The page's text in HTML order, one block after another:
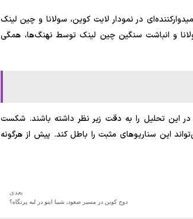
در نمودار لایت کوین، سولانا و چین لینک
و انباشت سنگین چین لینک توسط نهنگ‌ها، همگی
این تحلیل را به دقت زیر نظر داشته باشند. شکست
این سناریوهای مثبت را باطل کند. پیش از هرگونه
بعدی
دوج کوین در مسیر صعود، شیبا اینو در لبه پرتگاه؟